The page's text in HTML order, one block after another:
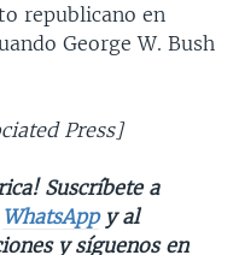
republicano en
George W. Bush
Press]
Suscríbete a
WhatsAppy al
y síguenos en